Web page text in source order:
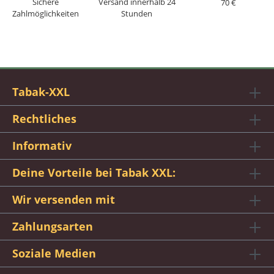
Zahlmöglichkeiten
Stunden
Tabak-XXL
Rechtliches
Informativ
Deine Vorteile bei Tabak XXL:
Wir versenden mit
Zahlungsarten
Soziale Medien